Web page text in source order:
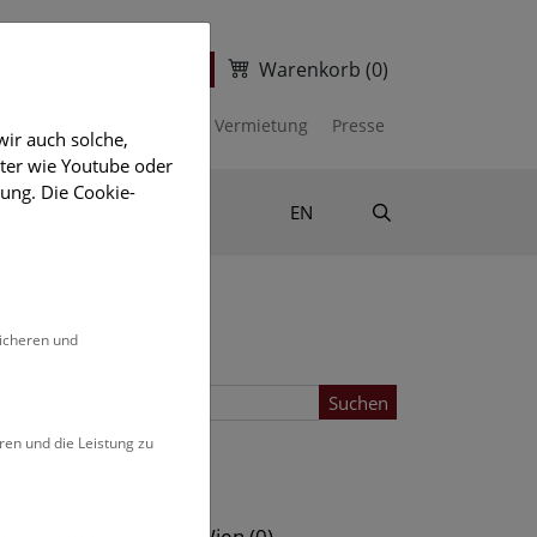
Warenkorb (0)
Vermietung Presse
EN
Suchen
auch solche,
wie Youtube oder
Die Cookie-
und
und die Leistung zu